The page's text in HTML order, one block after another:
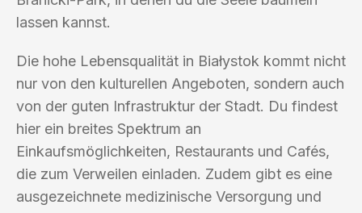
lassen kannst.
Die hohe Lebensqualität in Białystok kommt nicht
nur von den kulturellen Angeboten, sondern auch
von der guten Infrastruktur der Stadt. Du findest
hier ein breites Spektrum an
Einkaufsmöglichkeiten, Restaurants und Cafés,
die zum Verweilen einladen. Zudem gibt es eine
ausgezeichnete medizinische Versorgung und